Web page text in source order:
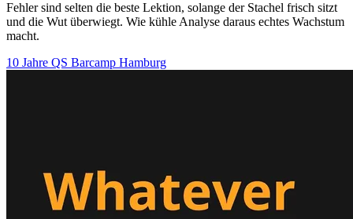
Fehler sind selten die beste Lektion, solange der Stachel frisch sitzt
und die Wut überwiegt. Wie kühle Analyse daraus echtes Wachstum
macht.
10 Jahre QS Barcamp Hamburg